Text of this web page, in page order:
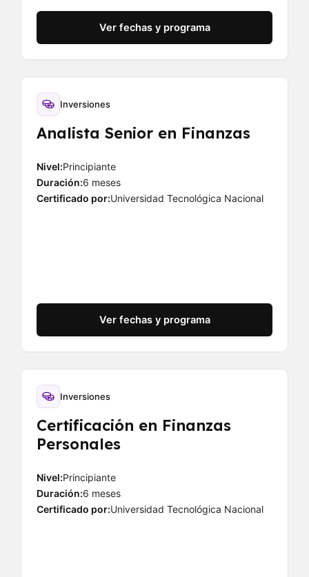
Ver fechas y programa
Inversiones
Analista Senior en Finanzas
Nivel:Principiante
Duración:6 meses
Certificado por:Universidad Tecnológica Nacional
Ver fechas y programa
Inversiones
Certificación en Finanzas
Personales
Nivel:Principiante
Duración:6 meses
Certificado por:Universidad Tecnológica Nacional